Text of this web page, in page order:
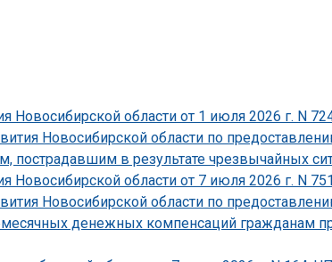
Новосибирской области от 1 июля 2026 г. N
Новосибирской области по
в результате чрезвычайных
Новосибирской области от 7 июля 2026 г. N
Новосибирской области по
денежных компенсаций гражданам